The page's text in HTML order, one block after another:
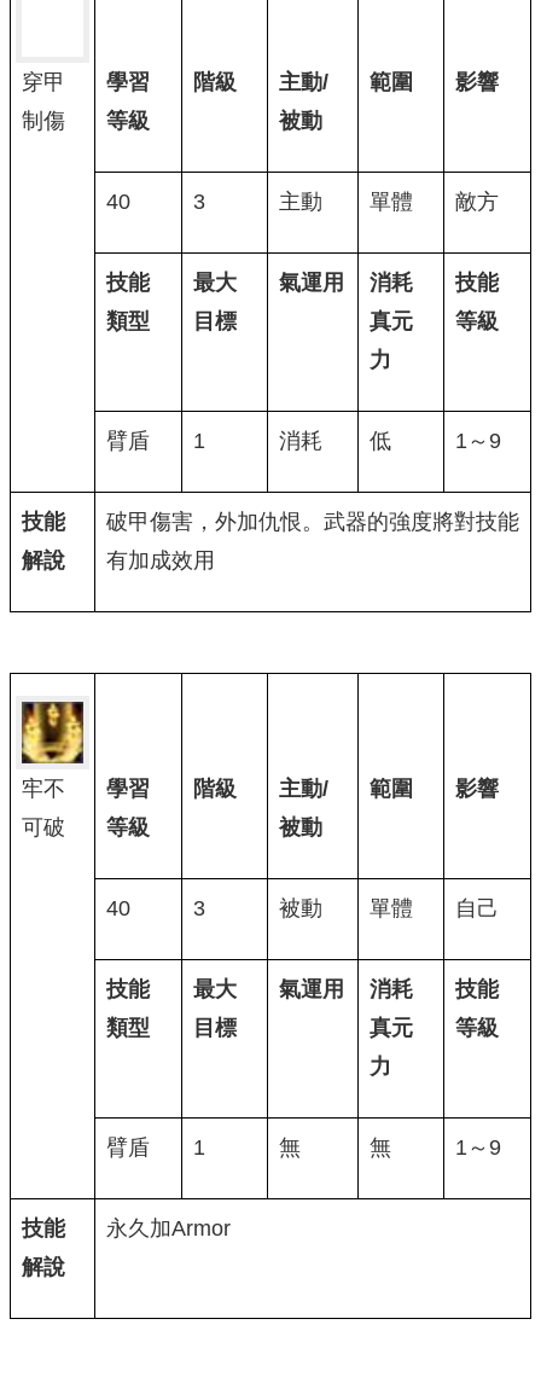
穿甲
制傷
學習
等級
階級
主動/
被動
範圍 影響
40 3 主動 單體 敵方
技能
類型
最大
目標
氣運用
消耗
真元
力
技能
等級
臂盾 1 消耗 低 1～9
技能
解說
破甲傷害，外加仇恨。武器的強度將對技能
有加成效用
牢不
可破
學習
等級
階級
主動/
被動
範圍 影響
40 3 被動 單體 自己
技能
類型
最大
目標
氣運用
消耗
真元
力
技能
等級
臂盾 1 無 無 1～9
技能
解說
永久加Armor